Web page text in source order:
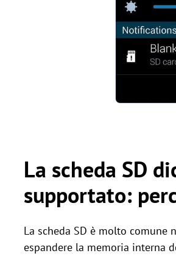
La scheda SD
supportato:
La scheda SD è molto
espandere la memoria interna